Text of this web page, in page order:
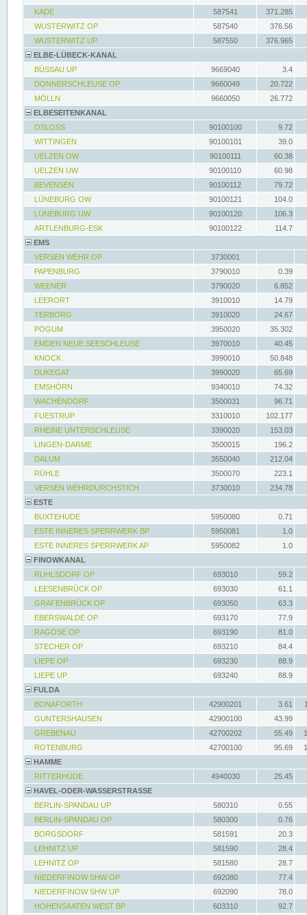
KADE
587541
371.285
WUSTERWITZ OP
587540
376.56
WUSTERWITZ UP
587550
376.965
ELBE-LÜBECK-KANAL
BÜSSAU UP
9669040
3.4
DONNERSCHLEUSE OP
9660049
20.722
MÖLLN
9660050
26.772
ELBESEITENKANAL
OSLOSS
90100100
9.72
WITTINGEN
90100101
39.0
UELZEN OW
90100111
60.38
UELZEN UW
90100110
60.98
BEVENSEN
90100112
79.72
LÜNEBURG OW
90100121
104.0
LÜNEBURG UW
90100120
106.3
ARTLENBURG-ESK
90100122
114.7
EMS
VERSEN WEHR OP
3730001
PAPENBURG
3790010
0.39
WEENER
3790020
6.852
LEERORT
3910010
14.79
TERBORG
3910020
24.67
POGUM
3950020
35.302
EMDEN NEUE SEESCHLEUSE
3970010
40.45
KNOCK
3990010
50.848
DUKEGAT
3990020
65.69
EMSHÖRN
9340010
74.32
WACHENDORF
3500031
96.71
FUESTRUP
3310010
102.177
RHEINE UNTERSCHLEUSE
3390020
153.03
LINGEN-DARME
3500015
196.2
DALUM
3550040
212.04
RÜHLE
3500070
223.1
VERSEN WEHRDURCHSTICH
3730010
234.78
ESTE
BUXTEHUDE
5950080
0.71
ESTE INNERES SPERRWERK BP
5950081
1.0
ESTE INNERES SPERRWERK AP
5950082
1.0
FINOWKANAL
RUHLSDORF OP
693010
59.2
LEESENBRÜCK OP
693030
61.1
GRAFENBRÜCK OP
693050
63.3
EBERSWALDE OP
693170
77.9
RAGÖSE OP
693190
81.0
STECHER OP
693210
84.4
LIEPE OP
693230
88.9
LIEPE UP
693240
88.9
FULDA
BONAFORTH
42900201 3.61
GUNTERSHAUSEN
42900100
43.99
GREBENAU
42700202 55.49
ROTENBURG
42700100 95.69
HAMME
RITTERHUDE
4940030
25.45
HAVEL-ODER-WASSERSTRASSE
BERLIN-SPANDAU UP
580310
0.55
BERLIN-SPANDAU OP
580300
0.76
BORGSDORF
581591
20.3
LEHNITZ UP
581590
28.4
LEHNITZ OP
581580
28.7
NIEDERFINOW SHW OP
692080
77.4
NIEDERFINOW SHW UP
692090
78.0
HOHENSAATEN WEST BP
603310
92.7